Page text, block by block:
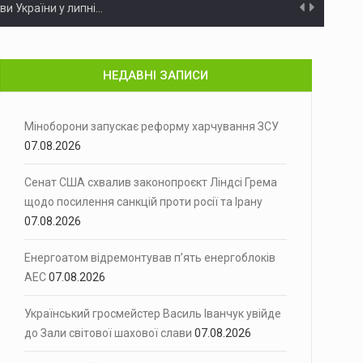
України у липні…
в особливо великих розмірах
панелі
Ірану Сенат Конгресу Сполучених Штатів у…
із…
сили ППО перехопили…
НЕДАВНІ ЗАПИСИ
Міноборони запускає реформу харчування ЗСУ
07.08.2026
Сенат США схвалив законопроєкт Ліндсі Грема
щодо посилення санкцій проти росії та Ірану
07.08.2026
Енергоатом відремонтував п’ять енергоблоків
АЕС07.08.2026
Український гросмейстер Василь Іванчук увійде
до Зали світової шахової слави 07.08.2026